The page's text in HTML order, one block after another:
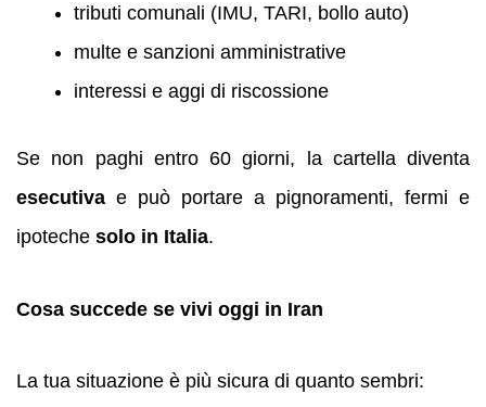
tributi comunali (IMU, TARI, bollo auto)
multe e sanzioni amministrative
interessi e aggi di riscossione
Se non paghi entro 60 giorni, la cartella diventa
esecutiva e può portare a pignoramenti, fermi e
ipoteche solo in Italia.
Cosa succede se vivi oggi in Iran
La tua situazione è più sicura di quanto sembri: